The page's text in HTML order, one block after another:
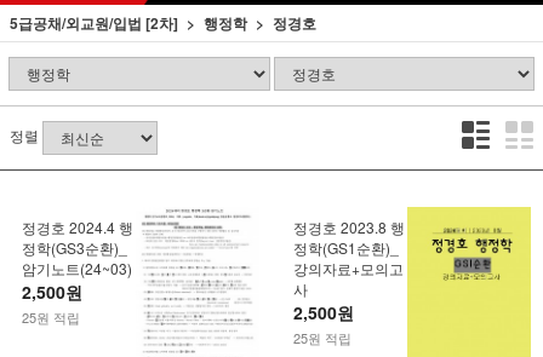
5급공채/외교원/입법 [2차]
행정학 정경호
정렬
정경호 2024.4 행
정학(GS3순환)_
암기노트(24~03)
2,500원
25원 적립
정경호 2023.8 행
정학(GS1순환)_
강의자료+모의고
사
2,500원
25원 적립